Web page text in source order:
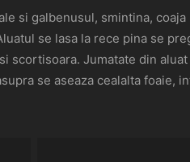
si galbenusul, smintina,
se lasa la rece pina se
scortisoara. Jumatate din
se aseaza cealalta foaie,